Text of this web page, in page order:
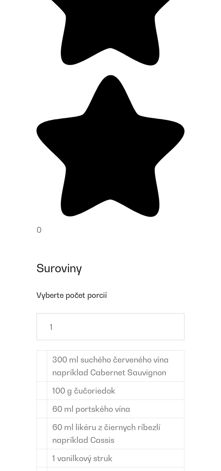
0
Suroviny
Vyberte počet porcií
300 ml suchého červeného vína
napríklad Cabernet Sauvignon
100 g čučoriedok
60 ml portského vína
60 ml
likéru z čiernych ríbezlí
napríklad Cassis
1 vanilkový struk